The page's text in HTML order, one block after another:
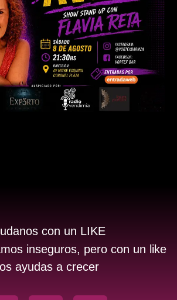
con un LIKE
inseguros, pero con un like
ayudas a crecer